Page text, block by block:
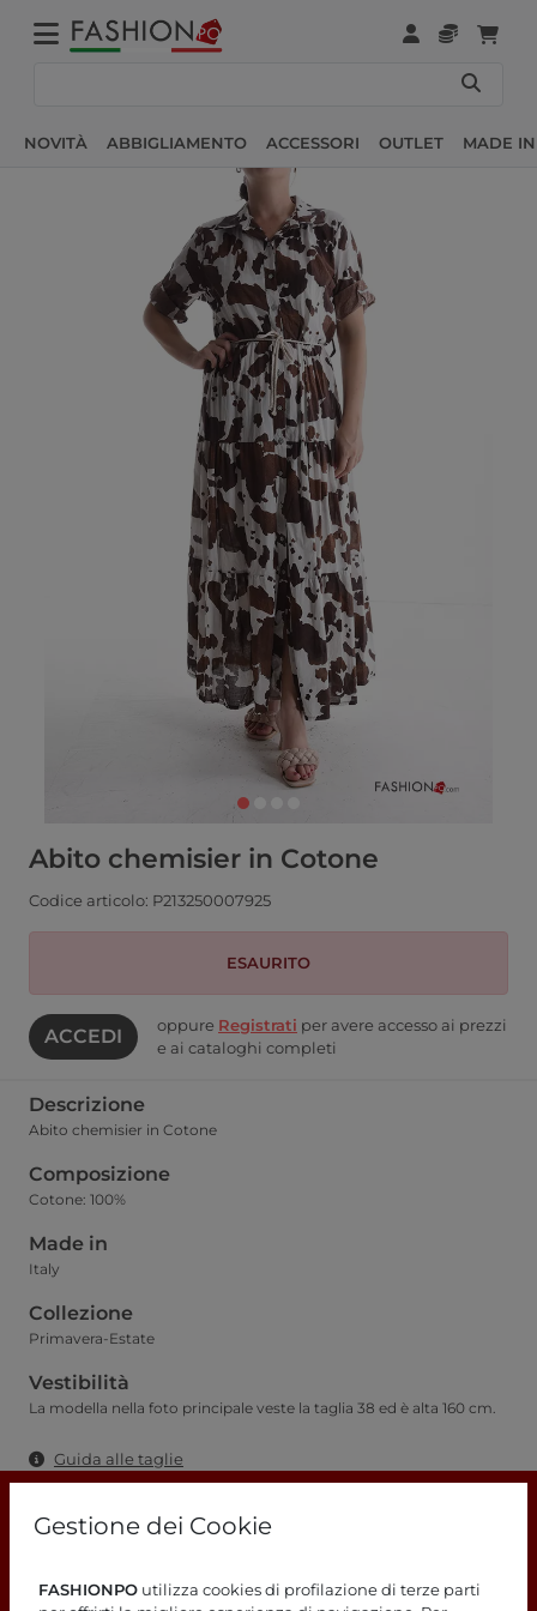
Gestione dei Cookie
FASHIONPO utilizza cookies di profilazione di terze parti
NOVITÀ ABBIGLIAMENTO ACCESSORI OUTLET MADE
Abito chemisier in Cotone
Codice articolo: P213250007925
ESAURITO
ACCEDI oppure Registrati per avere accesso ai prezzi
e ai cataloghi completi
Descrizione
Abito chemisier in Cotone
Composizione
Cotone: 100%
Made in
Italy
Collezione
Primavera-Estate
Vestibilità
La modella nella foto principale veste la taglia 38 ed è alta 160 cm.
Guida alle taglie